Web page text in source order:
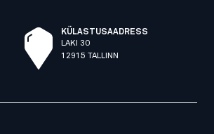
KÜLASTUSAADRESS
LAKI 30
12915 TALLINN